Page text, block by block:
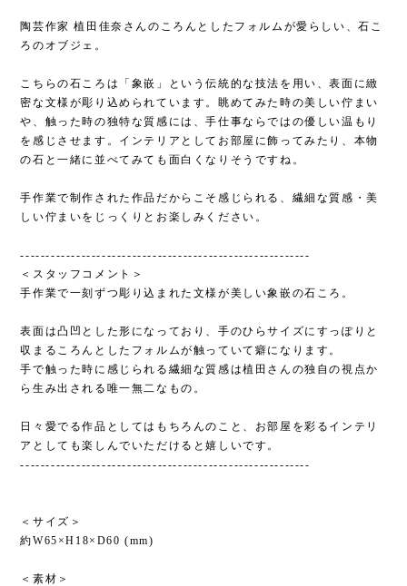
陶芸作家 植田佳奈さんのころんとしたフォルムが愛らしい、石こ
ろのオブジェ。
こちらの石ころは「象嵌」という伝統的な技法を用い、表面に緻
密な文様が彫り込められています。眺めてみた時の美しい佇まい
や、触った時の独特な質感には、手仕事ならではの優しい温もり
を感じさせます。インテリアとしてお部屋に飾ってみたり、本物
の石と一緒に並べてみても面白くなりそうですね。
手作業で制作された作品だからこそ感じられる、繊細な質感・美
しい佇まいをじっくりとお楽しみください。
---------------------------------------------------------
＜スタッフコメント＞
手作業で一刻ずつ彫り込まれた文様が美しい象嵌の石ころ。
表面は凸凹とした形になっており、手のひらサイズにすっぽりと
収まるころんとしたフォルムが触っていて癖になります。
手で触った時に感じられる繊細な質感は植田さんの独自の視点か
ら生み出される唯一無二なもの。
日々愛でる作品としてはもちろんのこと、お部屋を彩るインテリ
アとしても楽しんでいただけると嬉しいです。
---------------------------------------------------------
＜サイズ＞
約W65×H18×D60 (mm)
＜素材＞